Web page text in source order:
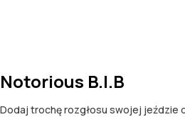
Notorious B.I.B
Dodaj trochę rozgłosu swojej jeździe